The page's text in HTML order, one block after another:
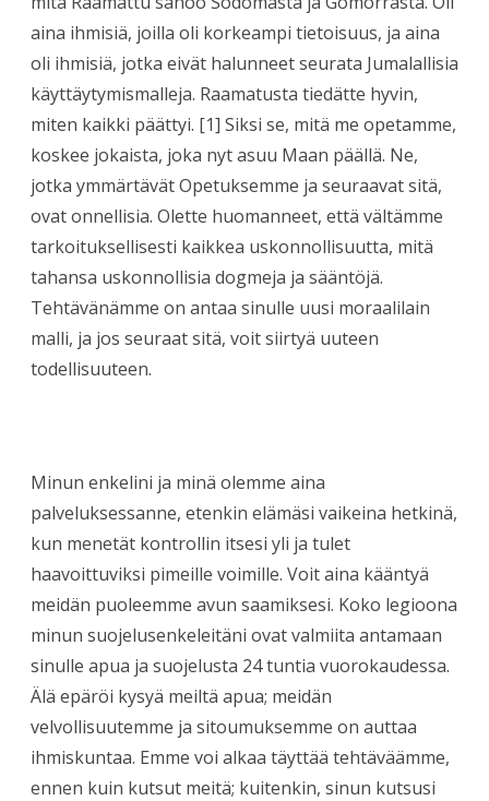
aina ihmisiä, joilla oli korkeampi tietoisuus, ja aina
oli ihmisiä, jotka eivät halunneet seurata Jumalallisia
käyttäytymismalleja. Raamatusta tiedätte hyvin,
miten kaikki päättyi. [1] Siksi se, mitä me opetamme,
koskee jokaista, joka nyt asuu Maan päällä. Ne,
jotka ymmärtävät Opetuksemme ja seuraavat sitä,
ovat onnellisia. Olette huomanneet, että vältämme
tarkoituksellisesti kaikkea uskonnollisuutta, mitä
tahansa uskonnollisia dogmeja ja sääntöjä.
Tehtävänämme on antaa sinulle uusi moraalilain
malli, ja jos seuraat sitä, voit siirtyä uuteen
todellisuuteen.
Minun enkelini ja minä olemme aina
palveluksessanne, etenkin elämäsi vaikeina hetkinä,
kun menetät kontrollin itsesi yli ja tulet
haavoittuviksi pimeille voimille. Voit aina kääntyä
meidän puoleemme avun saamiksesi. Koko legioona
minun suojelusenkeleitäni ovat valmiita antamaan
sinulle apua ja suojelusta 24 tuntia vuorokaudessa.
Älä epäröi kysyä meiltä apua; meidän
velvollisuutemme ja sitoumuksemme on auttaa
ihmiskuntaa. Emme voi alkaa täyttää tehtäväämme,
ennen kuin kutsut meitä; kuitenkin, sinun kutsusi